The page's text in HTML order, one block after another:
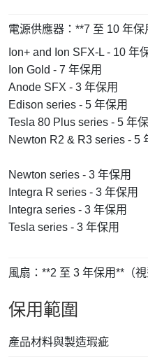
電源供應器：**7 至 10 年保
Ion+ and Ion SFX-L - 10 年
Ion Gold - 7 年保用
Anode SFX - 3 年保用
Edison series - 5 年保用
Tesla 80 Plus series - 5 年
Newton R2 & R3 series - 5
Newton series - 3 年保用
Integra R series - 3 年保用
Integra series - 3 年保用
Tesla series - 3 年保用
風扇：**2 至 3 年保用**（視
保用範圍
產品材料與製造瑕疵